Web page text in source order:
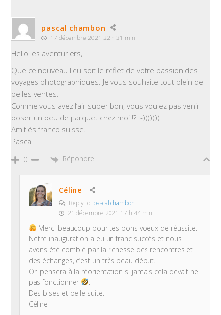
pascal chambon
17 décembre 2021 22 h 31 min
Hello les aventuriers,
Que ce nouveau lieu soit le reflet de votre passion des
voyages photographiques. Je vous souhaite tout plein de
belles ventes.
Comme vous avez l’air super bon, vous voulez pas venir
poser un peu de parquet chez moi !? :-)))))))
Amitiés franco suisse.
Pascal
0 Répondre
Céline
Reply to pascal chambon
21 décembre 2021 17 h 44 min
Merci beaucoup pour tes bons voeux de réussite.
Notre inauguration a eu un franc succès et nous
avons été comblé par la richesse des rencontres et
des échanges, c’est un très beau début.
On pensera à la réorientation si jamais cela devait ne
pas fonctionner
Des bises et belle suite.
Céline